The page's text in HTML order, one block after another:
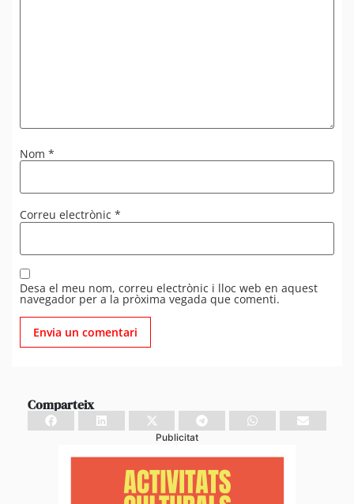
Nom *
Correu electrònic *
Desa el meu nom, correu electrònic i lloc web en aquest
navegador per a la pròxima vegada que comenti.
Comparteix
Publicitat